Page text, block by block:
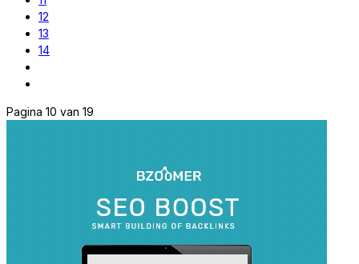
12
13
14
Pagina 10 van 19